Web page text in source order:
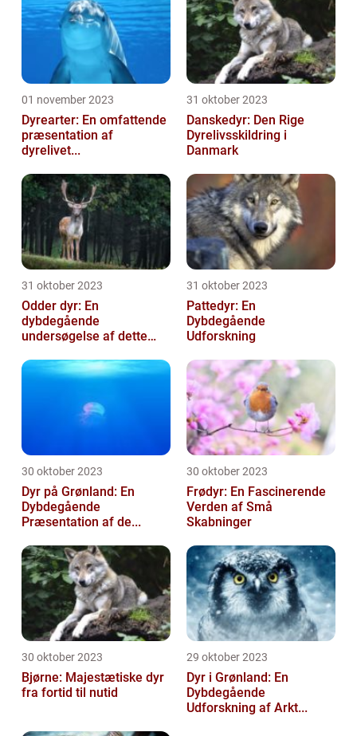
01 november 2023
Dyrearter: En omfattende
præsentation af
dyrelivet...
31 oktober 2023
Danskedyr: Den Rige
Dyrelivsskildring i
Danmark
31 oktober 2023
Odder dyr: En
dybdegående
undersøgelse af dette
31 oktober 2023
Pattedyr: En
Dybdegående
Udforskning
30 oktober 2023
Dyr på Grønland: En
Dybdegående
Præsentation af de...
30 oktober 2023
Frødyr: En Fascinerende
Verden af Små
Skabninger
30 oktober 2023
Bjørne: Majestætiske dyr
fra fortid til nutid
29 oktober 2023
Dyr i Grønland: En
Dybdegående
Udforskning af Arkt...